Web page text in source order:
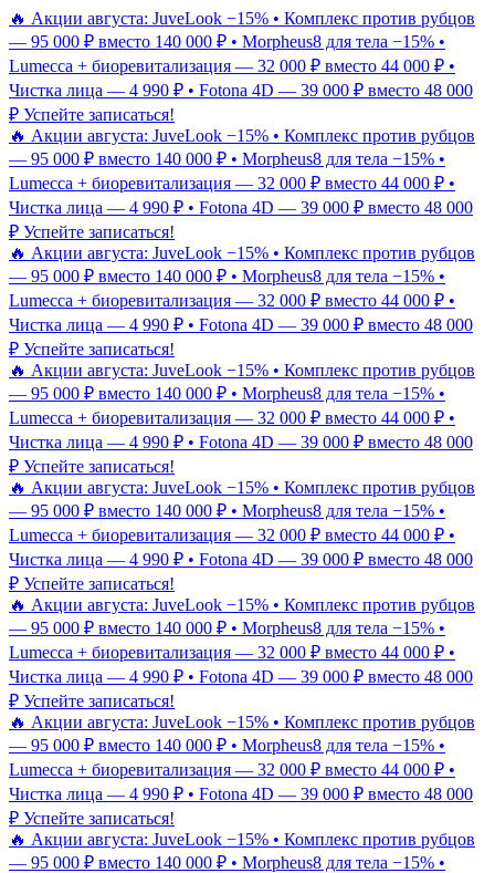
🔥 Акции августа: JuveLook −15% • Комплекс против рубцов
— 95 000 ₽ вместо 140 000 ₽ • Morpheus8 для тела −15% •
Lumecca + биоревитализация — 32 000 ₽ вместо 44 000 ₽ •
Чистка лица — 4 990 ₽ • Fotona 4D — 39 000 ₽ вместо 48 000
₽ Успейте записаться!
🔥 Акции августа: JuveLook −15% • Комплекс против рубцов
— 95 000 ₽ вместо 140 000 ₽ • Morpheus8 для тела −15% •
Lumecca + биоревитализация — 32 000 ₽ вместо 44 000 ₽ •
Чистка лица — 4 990 ₽ • Fotona 4D — 39 000 ₽ вместо 48 000
₽ Успейте записаться!
🔥 Акции августа: JuveLook −15% • Комплекс против рубцов
— 95 000 ₽ вместо 140 000 ₽ • Morpheus8 для тела −15% •
Lumecca + биоревитализация — 32 000 ₽ вместо 44 000 ₽ •
Чистка лица — 4 990 ₽ • Fotona 4D — 39 000 ₽ вместо 48 000
₽ Успейте записаться!
🔥 Акции августа: JuveLook −15% • Комплекс против рубцов
— 95 000 ₽ вместо 140 000 ₽ • Morpheus8 для тела −15% •
Lumecca + биоревитализация — 32 000 ₽ вместо 44 000 ₽ •
Чистка лица — 4 990 ₽ • Fotona 4D — 39 000 ₽ вместо 48 000
₽ Успейте записаться!
🔥 Акции августа: JuveLook −15% • Комплекс против рубцов
— 95 000 ₽ вместо 140 000 ₽ • Morpheus8 для тела −15% •
Lumecca + биоревитализация — 32 000 ₽ вместо 44 000 ₽ •
Чистка лица — 4 990 ₽ • Fotona 4D — 39 000 ₽ вместо 48 000
₽ Успейте записаться!
🔥 Акции августа: JuveLook −15% • Комплекс против рубцов
— 95 000 ₽ вместо 140 000 ₽ • Morpheus8 для тела −15% •
Lumecca + биоревитализация — 32 000 ₽ вместо 44 000 ₽ •
Чистка лица — 4 990 ₽ • Fotona 4D — 39 000 ₽ вместо 48 000
₽ Успейте записаться!
🔥 Акции августа: JuveLook −15% • Комплекс против рубцов
— 95 000 ₽ вместо 140 000 ₽ • Morpheus8 для тела −15% •
Lumecca + биоревитализация — 32 000 ₽ вместо 44 000 ₽ •
Чистка лица — 4 990 ₽ • Fotona 4D — 39 000 ₽ вместо 48 000
₽ Успейте записаться!
🔥 Акции августа: JuveLook −15% • Комплекс против рубцов
— 95 000 ₽ вместо 140 000 ₽ • Morpheus8 для тела −15% •